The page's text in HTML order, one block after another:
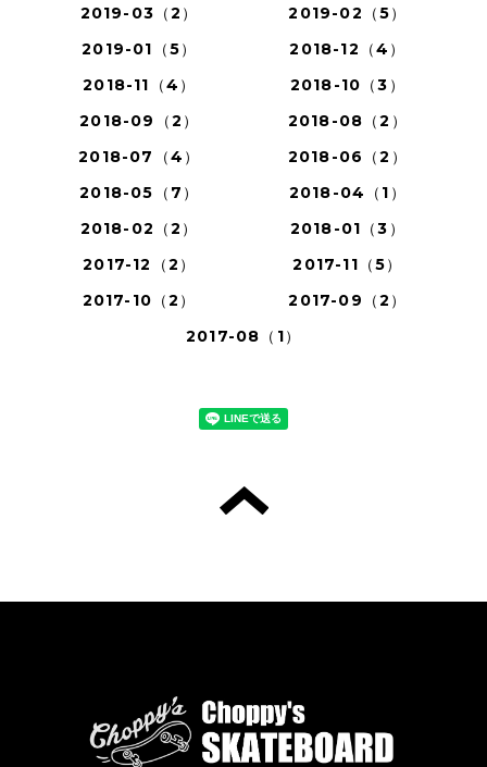
2019-03（2）
2019-02（5）
2019-01（5）
2018-12（4）
2018-11（4）
2018-10（3）
2018-09（2）
2018-08（2）
2018-07（4）
2018-06（2）
2018-05（7）
2018-04（1）
2018-02（2）
2018-01（3）
2017-12（2）
2017-11（5）
2017-10（2）
2017-09（2）
2017-08（1）